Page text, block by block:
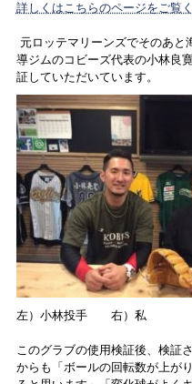
詳しくはこちらのページをご覧く
元ロッテマリーンズでそのあ
導ジムのコビーズ代表の小林良
証していただいています。
左）小林投手 右）私
このグラブの使用検証後、検証
からも「ボールの回転数が上が